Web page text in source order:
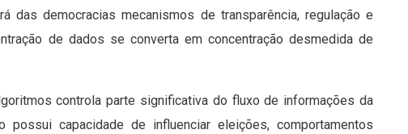
das democracias mecanismos de transparência, regulação e
de dados se converta em concentração desmedida de
controla parte significativa do fluxo de informações da
possui capacidade de influenciar eleições, comportamentos